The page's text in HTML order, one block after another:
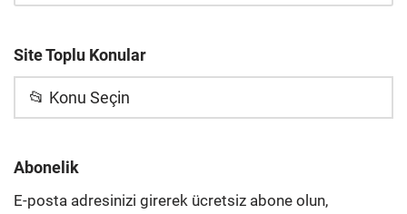
Site Toplu Konular
📂 Konu Seçin
Abonelik
E-posta adresinizi girerek ücretsiz abone olun,